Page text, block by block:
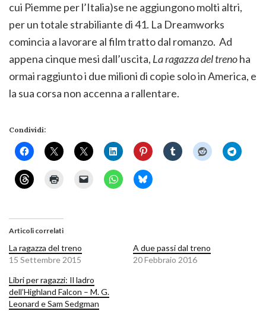
cui Piemme per l’Italia)se ne aggiungono molti altri,
per un totale strabiliante di 41. La Dreamworks
comincia a lavorare al film tratto dal romanzo. Ad
appena cinque mesi dall’uscita, La ragazza del trenoha
ormai raggiunto i due milioni di copie solo in America, e
la sua corsa non accenna a rallentare.
Condividi:
Articoli correlati
La ragazza del treno
15 Settembre 2015
A due passi dal treno
20 Febbraio 2016
Libri per ragazzi: Il ladro
dell’Highland Falcon – M. G.
Leonard e Sam Sedgman